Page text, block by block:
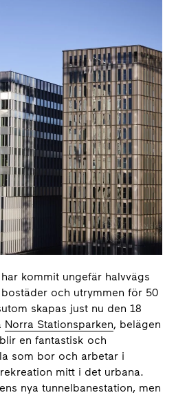
kommit ungefär halvvägs
och utrymmen för 50
skapas just nu den 18
Norra Stationsparken, belägen
en fantastisk och
som bor och arbetar i
mitt i det urbana.
nya tunnelbanestation, men